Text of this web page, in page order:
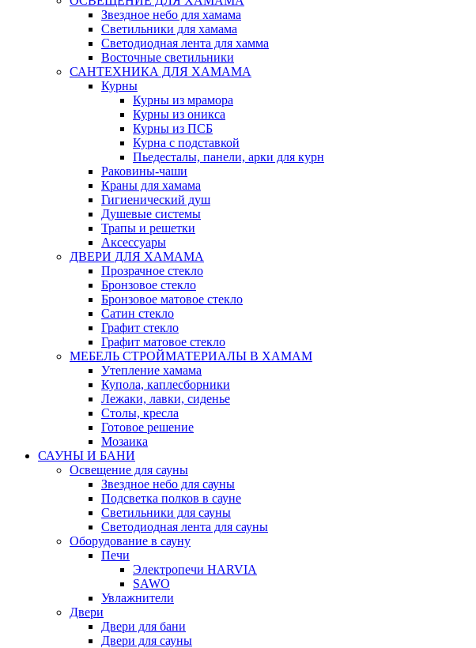
Звездное небо для хамама
Светильники для хамама
Светодиодная лента для хамма
Восточные светильники
САНТЕХНИКА ДЛЯ ХАМАМА
Курны
Курны из мрамора
Курны из оникса
Курны из ПСБ
Курна с подставкой
Пьедесталы, панели, арки для курн
Раковины-чаши
Краны для хамама
Гигиенический душ
Душевые системы
Трапы и решетки
Аксессуары
ДВЕРИ ДЛЯ ХАМАМА
Прозрачное стекло
Бронзовое стекло
Бронзовое матовое стекло
Сатин стекло
Графит стекло
Графит матовое стекло
МЕБЕЛЬ СТРОЙМАТЕРИАЛЫ В ХАМАМ
Утепление хамама
Купола, каплесборники
Лежаки, лавки, сиденье
Столы, кресла
Готовое решение
Мозаика
САУНЫ И БАНИ
Освещение для сауны
Звездное небо для сауны
Подсветка полков в сауне
Светильники для сауны
Светодиодная лента для сауны
Оборудование в сауну
Печи
Электропечи HARVIA
SAWO
Увлажнители
Двери
Двери для бани
Двери для сауны